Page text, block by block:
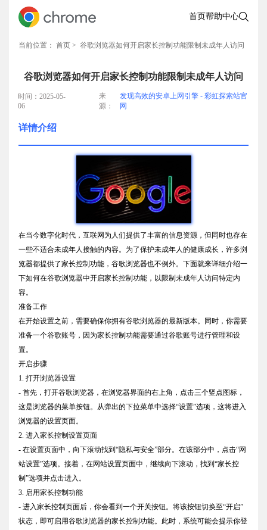
首页帮助中心
当前位置： 首页 > 谷歌浏览器如何开启家长控制功能限制未成年人访问
谷歌浏览器如何开启家长控制功能限制未成年人访问
时间：2025-05-
06
来
源：
发现高效的安卓上网引擎 - 彩虹探索站官
网
详情介绍
在当今数字化时代，互联网为人们提供了丰富的信息资源，但同时也存在
一些不适合未成年人接触的内容。为了保护未成年人的健康成长，许多浏
览器都提供了家长控制功能，谷歌浏览器也不例外。下面就来详细介绍一
下如何在谷歌浏览器中开启家长控制功能，以限制未成年人访问特定内
容。
准备工作
在开始设置之前，需要确保你拥有谷歌浏览器的最新版本。同时，你需要
准备一个谷歌账号，因为家长控制功能需要通过谷歌账号进行管理和设
置。
开启步骤
1. 打开浏览器设置
- 首先，打开谷歌浏览器，在浏览器界面的右上角，点击三个竖点图标，
这是浏览器的菜单按钮。从弹出的下拉菜单中选择“设置”选项，这将进入
浏览器的设置页面。
2. 进入家长控制设置页面
- 在设置页面中，向下滚动找到“隐私与安全”部分。在该部分中，点击“网
站设置”选项。接着，在网站设置页面中，继续向下滚动，找到“家长控
制”选项并点击进入。
3. 启用家长控制功能
- 进入家长控制页面后，你会看到一个开关按钮。将该按钮切换至“开启”
状态，即可启用谷歌浏览器的家长控制功能。此时，系统可能会提示你登